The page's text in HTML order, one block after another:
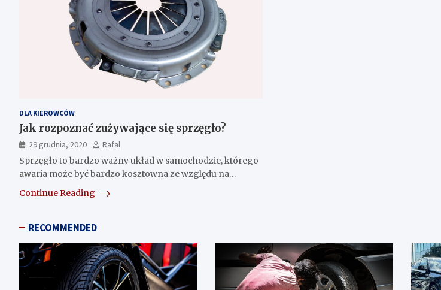
DLA KIEROWCÓW
Jak rozpoznać zużywające się sprzęgło?
29 grudnia, 2020
Rafal
Sprzęgło to bardzo ważny układ w samochodzie, którego
awaria może być bardzo kosztowna ze względu na…
Continue Reading
RECOMMENDED